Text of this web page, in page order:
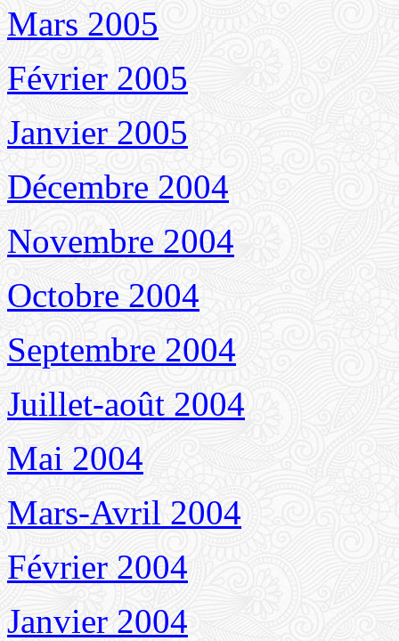
Mars 2005
Février 2005
Janvier 2005
Décembre 2004
Novembre 2004
Octobre 2004
Septembre 2004
Juillet-août 2004
Mai 2004
Mars-Avril 2004
Février 2004
Janvier 2004